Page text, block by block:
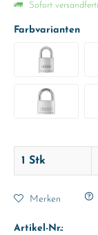
Sofort
Farbvarianten
Merken
Artikel-Nr.: